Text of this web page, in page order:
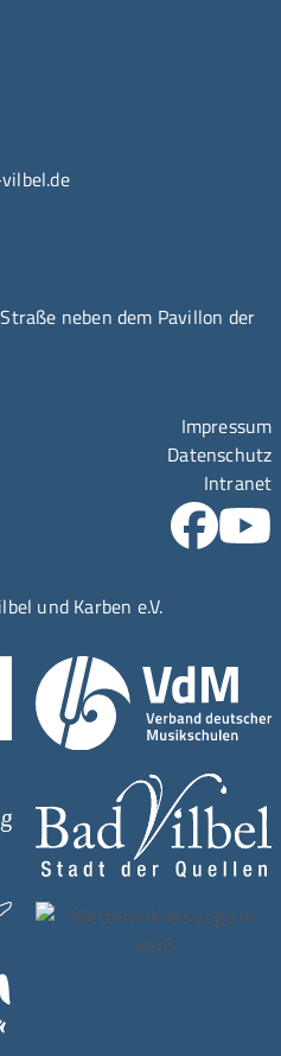
neben dem Pavillon der
Impressum
Datenschutz
Intranet
und Karben e.V.